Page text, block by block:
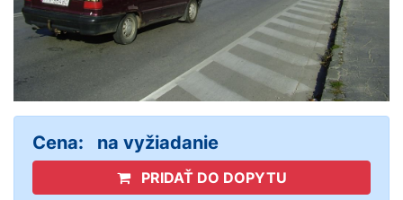
Cena: na vyžiadanie
PRIDAŤ DO DOPYTU